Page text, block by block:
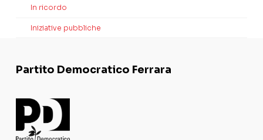
In ricordo
Iniziative pubbliche
Partito Democratico Ferrara